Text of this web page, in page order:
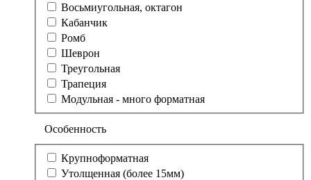
Восьмиугольная, октагон
Кабанчик
Ромб
Шеврон
Треугольная
Трапеция
Модульная - много форматная
Особенность
Крупноформатная
Утолщенная (более 15мм)